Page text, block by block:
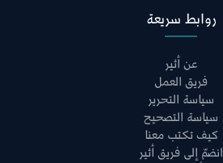
روابط سريعة
عن أثير
فريق العمل
سياسة التحرير
سياسة التصحيح
كيف تكتب معنا
انضمّ إلى فريق أثير